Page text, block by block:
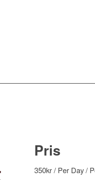
Pris
350kr/ Per Day/